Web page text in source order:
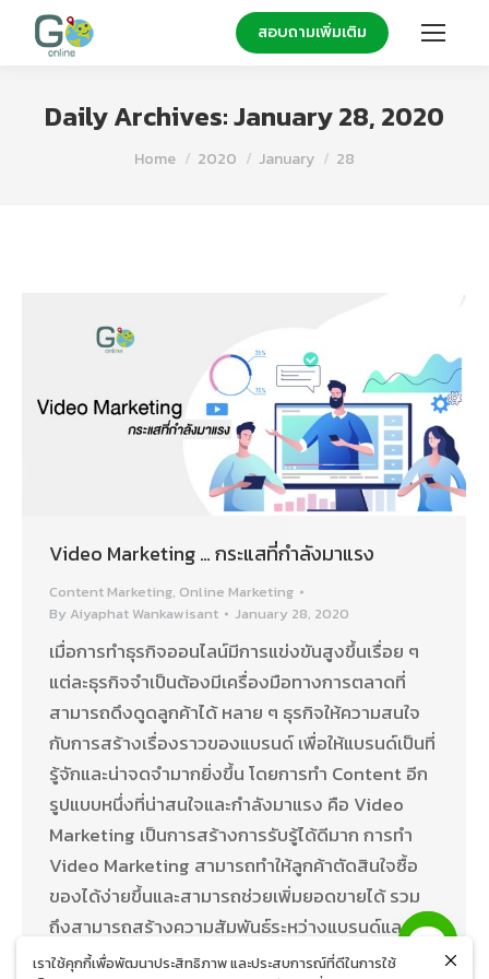
สอบถามเพิ่มเติม
Daily Archives:January 28, 2020
Home 2020 January 28
Video Marketing … กระแสที่กำลังมาแรง
Content Marketing, Online Marketing
By Aiyaphat Wankawisant January 28, 2020
เมื่อการทำธุรกิจออนไลน์มีการแข่งขันสูงขึ้นเรื่อย ๆ
แต่ละธุรกิจจำเป็นต้องมีเครื่องมือทางการตลาดที่
สามารถดึงดูดลูกค้าได้ หลาย ๆ ธุรกิจให้ความสนใจ
กับการสร้างเรื่องราวของแบรนด์ เพื่อให้แบรนด์เป็นที่
รู้จักและน่าจดจำมากยิ่งขึ้น โดยการทำ Content อีก
รูปแบบหนึ่งที่น่าสนใจและกำลังมาแรง คือ Video
Marketing เป็นการสร้างการรับรู้ได้ดีมาก การทำ
Video Marketing สามารถทำให้ลูกค้าตัดสินใจซื้อ
ของได้ง่ายขึ้นและสามารถช่วยเพิ่มยอดขายได้ รวม
ถึงสามารถสร้างความสัมพันธ์ระหว่างแบรนด์และผู้
ชมได้เป็นอย่างดี
เราใช้คุกกี้เพื่อพัฒนาประสิทธิภาพ และประสบการณ์ที่ดีในการใช้